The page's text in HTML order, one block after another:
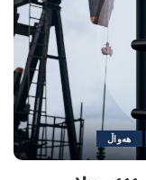
هەواڵ